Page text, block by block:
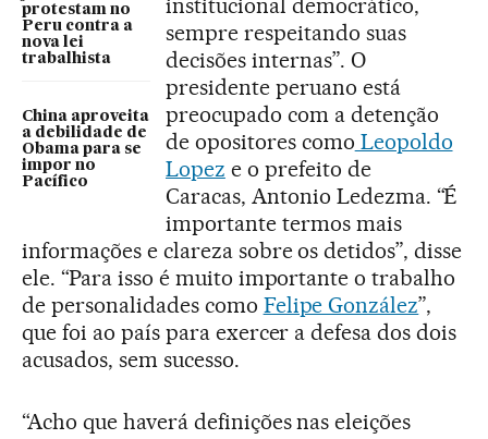
protestam no
Peru contra a
nova lei
trabalhista
China aproveita
a debilidade de
Obama para se
impor no
Pacífico
institucional democrático,
sempre respeitando suas
decisões internas”. O
presidente peruano está
preocupado com a detenção
de opositores como Leopoldo
Lopez e o prefeito de
Caracas, Antonio Ledezma. “É
importante termos mais
informações e clareza sobre os detidos”, disse
ele. “Para isso é muito importante o trabalho
de personalidades como Felipe González”,
que foi ao país para exercer a defesa dos dois
acusados, sem sucesso.
“Acho que haverá definições nas eleições